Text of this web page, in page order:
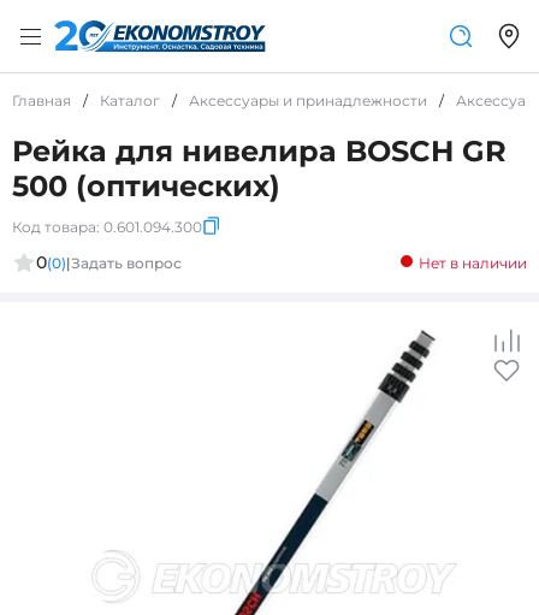
Главная / Каталог / Аксессуары и принадлежности /
Рейка для нивелира BOSCH GR
500 (оптических)
Код товара: 0.601.094.300
0(0)|Задать вопрос Нет в наличии